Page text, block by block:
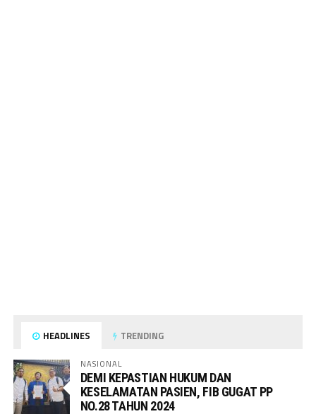
HEADLINES TRENDING
NASIONAL
DEMI KEPASTIAN HUKUM DAN
KESELAMATAN PASIEN, FIB GUGAT PP
NO.28 TAHUN 2024